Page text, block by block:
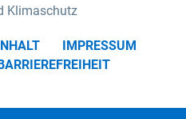
Klimaschutz
IMPRESSUM